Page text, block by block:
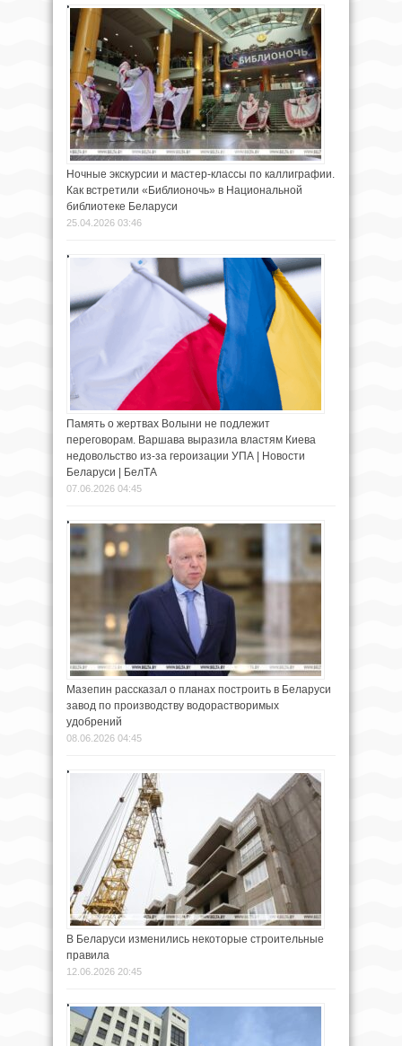
Ночные экскурсии и мастер-классы по каллиграфии.
Как встретили «Библионочь» в Национальной
библиотеке Беларуси
25.04.2026 03:46
Память о жертвах Волыни не подлежит
переговорам. Варшава выразила властям Киева
недовольство из-за героизации УПА | Новости
Беларуси | БелТА
07.06.2026 04:45
Мазепин рассказал о планах построить в Беларуси
завод по производству водорастворимых
удобрений
08.06.2026 04:45
В Беларуси изменились некоторые строительные
правила
12.06.2026 20:45